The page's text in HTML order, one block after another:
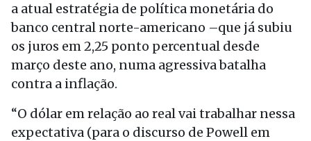
a atual estratégia de política monetária do
banco central norte-americano –que já subiu
os juros em 2,25 ponto percentual desde
março deste ano, numa agressiva batalha
contra a inflação.
“O dólar em relação ao real vai trabalhar nessa
expectativa (para o discurso de Powell em